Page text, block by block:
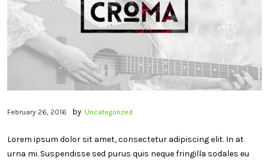
February 26, 2016 by Uncategorized
Lorem ipsum dolor sit amet, consectetur adipiscing elit. In at
urna mi. Suspendisse sed purus quis neque fringilla sodales eu